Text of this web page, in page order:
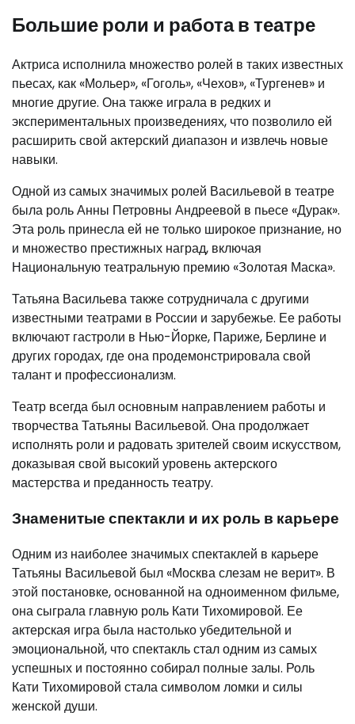
Большие роли и работа в театре
Актриса исполнила множество ролей в таких известных
пьесах, как «Мольер», «Гоголь», «Чехов», «Тургенев» и
многие другие. Она также играла в редких и
экспериментальных произведениях, что позволило ей
расширить свой актерский диапазон и извлечь новые
навыки.
Одной из самых значимых ролей Васильевой в театре
была роль Анны Петровны Андреевой в пьесе «Дурак».
Эта роль принесла ей не только широкое признание, но
и множество престижных наград, включая
Национальную театральную премию «Золотая Маска».
Татьяна Васильева также сотрудничала с другими
известными театрами в России и зарубежье. Ее работы
включают гастроли в Нью-Йорке, Париже, Берлине и
других городах, где она продемонстрировала свой
талант и профессионализм.
Театр всегда был основным направлением работы и
творчества Татьяны Васильевой. Она продолжает
исполнять роли и радовать зрителей своим искусством,
доказывая свой высокий уровень актерского
мастерства и преданность театру.
Знаменитые спектакли и их роль в карьере
Одним из наиболее значимых спектаклей в карьере
Татьяны Васильевой был «Москва слезам не верит». В
этой постановке, основанной на одноименном фильме,
она сыграла главную роль Кати Тихомировой. Ее
актерская игра была настолько убедительной и
эмоциональной, что спектакль стал одним из самых
успешных и постоянно собирал полные залы. Роль
Кати Тихомировой стала символом ломки и силы
женской души.